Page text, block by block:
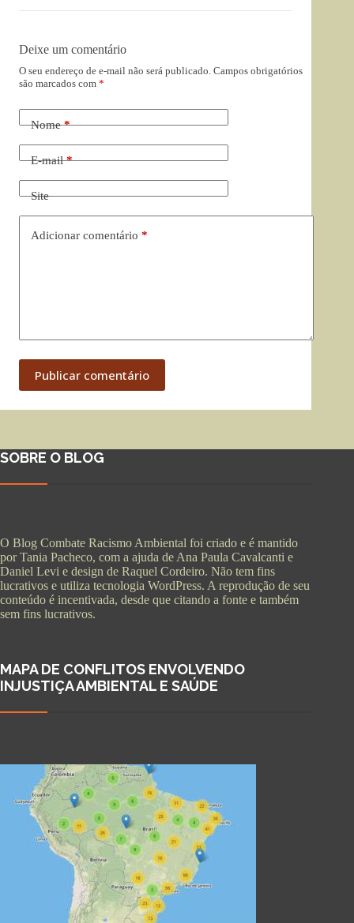
Deixe um comentário
O seu endereço de e-mail não será publicado. Campos obrigatórios
são marcados com *
Nome*
E-mail*
Site
Adicionar comentário *
Publicar comentário
SOBRE O BLOG
O Blog Combate Racismo Ambiental foi criado e é mantido
por Tania Pacheco, com a ajuda de Ana Paula Cavalcanti e
Daniel Levi e design de Raquel Cordeiro. Não tem fins
lucrativos e utiliza tecnologia WordPress. A reprodução de seu
conteúdo é incentivada, desde que citando a fonte e também
sem fins lucrativos.
MAPA DE CONFLITOS ENVOLVENDO
INJUSTIÇA AMBIENTAL E SAÚDE